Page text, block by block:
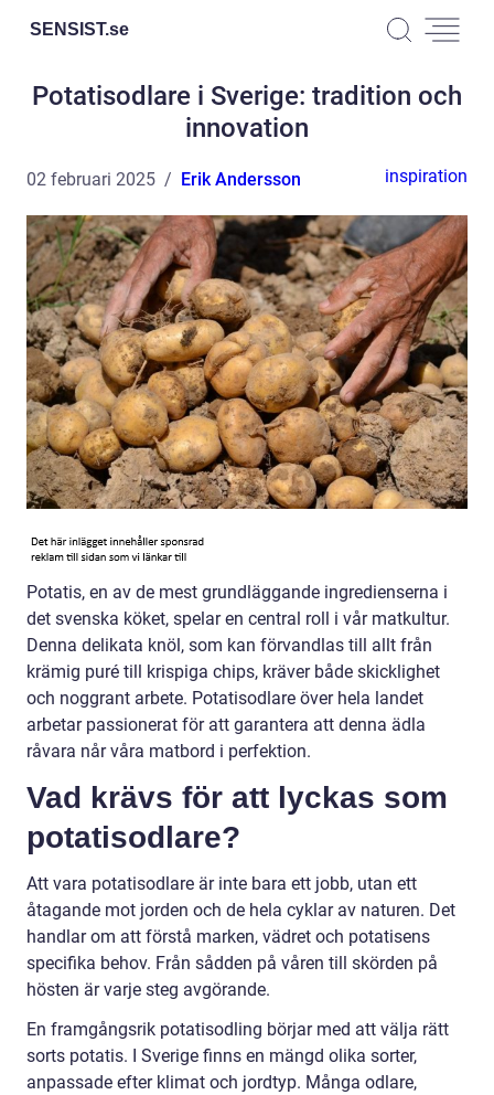
SENSIST.se
Potatisodlare i Sverige: tradition och
innovation
02 februari 2025 Erik Andersson inspiration
Potatis, en av de mest grundläggande ingredienserna i
det svenska köket, spelar en central roll i vår matkultur.
Denna delikata knöl, som kan förvandlas till allt från
krämig puré till krispiga chips, kräver både skicklighet
och noggrant arbete. Potatisodlare över hela landet
arbetar passionerat för att garantera att denna ädla
råvara når våra matbord i perfektion.
Vad krävs för att lyckas som
potatisodlare?
Att vara potatisodlare är inte bara ett jobb, utan ett
åtagande mot jorden och de hela cyklar av naturen. Det
handlar om att förstå marken, vädret och potatisens
specifika behov. Från sådden på våren till skörden på
hösten är varje steg avgörande.
En framgångsrik potatisodling börjar med att välja rätt
sorts potatis. I Sverige finns en mängd olika sorter,
anpassade efter klimat och jordtyp. Många odlare,